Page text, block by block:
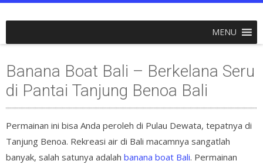
MENU
Banana Boat Bali – Berkelana Seru
di Pantai Tanjung Benoa Bali
Permainan ini bisa Anda peroleh di Pulau Dewata, tepatnya di
Tanjung Benoa. Rekreasi air di Bali macamnya sangatlah
banyak, salah satunya adalah banana boat Bali. Permainan